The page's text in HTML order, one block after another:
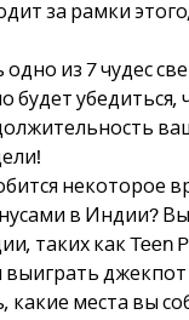
за рамки
из 7 чудес
некоторое
в Индии?
таких как Teen
выиграть
места вы